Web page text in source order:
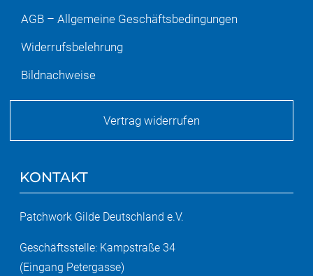
AGB – Allgemeine Geschäftsbedingungen
Widerrufsbelehrung
Bildnachweise
Vertrag widerrufen
KONTAKT
Patchwork Gilde Deutschland e.V.
Geschäftsstelle: Kampstraße 34
(Eingang Petergasse)